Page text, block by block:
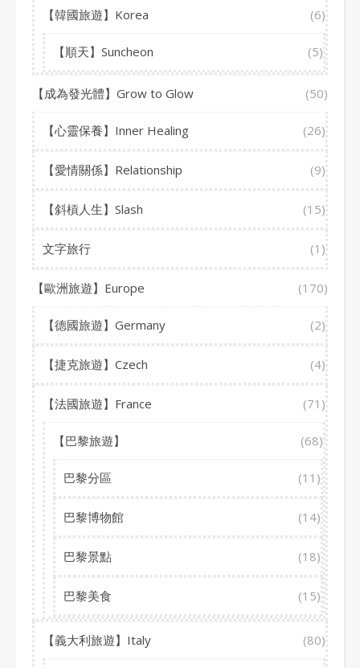
【韓國旅遊】Korea (6)
【順天】Suncheon (5)
【成為發光體】Grow to Glow (50)
【心靈保養】Inner Healing (26)
【愛情關係】Relationship (9)
【斜槓人生】Slash (15)
文字旅行 (1)
【歐洲旅遊】Europe (170)
【德國旅遊】Germany (2)
【捷克旅遊】Czech (4)
【法國旅遊】France (71)
【巴黎旅遊】 (68)
巴黎分區 (11)
巴黎博物館 (14)
巴黎景點 (18)
巴黎美食 (15)
【義大利旅遊】Italy (80)